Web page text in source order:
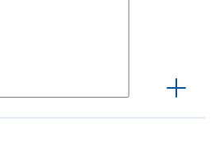
e Certas reagisce
via Internet